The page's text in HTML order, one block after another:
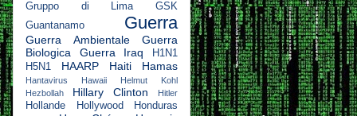
Gruppo di Lima
GSK
Guantanamo
Guerra
Guerra Ambientale
Guerra
Biologica
Guerra Iraq
H1N1
H5N1
HAARP Haiti Hamas
Hantavirus Hawaii
Helmut Kohl
Hezbollah
Hillary Clinton Hitler
Hollande Hollywood Honduras